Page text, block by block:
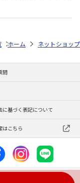
手 MLB MLB 日本人
レッツ MLB ブルー
ホーム ネットショップ
問
に基づく表記について
はこちら